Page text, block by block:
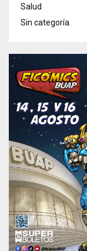
Salud
Sin categoría